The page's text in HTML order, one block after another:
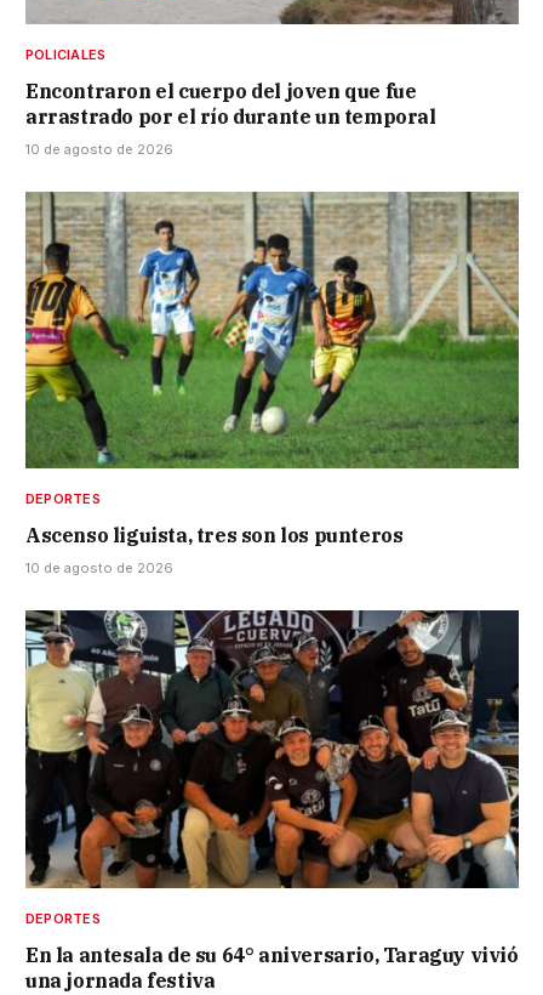
POLICIALES
Encontraron el cuerpo del joven que fue
arrastrado por el río durante un temporal
10 de agosto de 2026
DEPORTES
Ascenso liguista, tres son los punteros
10 de agosto de 2026
DEPORTES
En la antesala de su 64° aniversario, Taraguy vivió
una jornada festiva